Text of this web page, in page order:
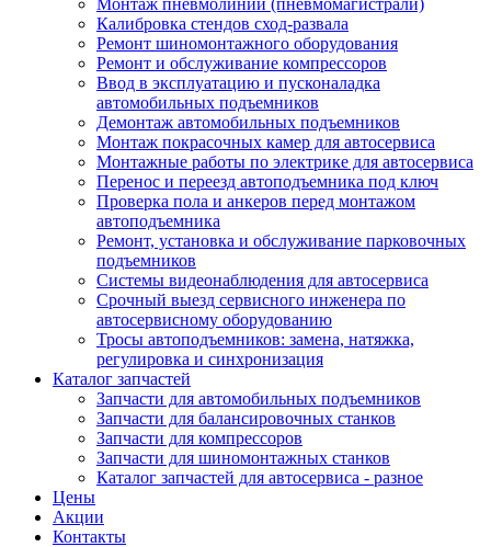
Монтаж пневмолинии (пневмомагистрали)
Калибровка стендов сход-развала
Ремонт шиномонтажного оборудования
Ремонт и обслуживание компрессоров
Ввод в эксплуатацию и пусконаладка
автомобильных подъемников
Демонтаж автомобильных подъемников
Монтаж покрасочных камер для автосервиса
Монтажные работы по электрике для автосервиса
Перенос и переезд автоподъемника под ключ
Проверка пола и анкеров перед монтажом
автоподъемника
Ремонт, установка и обслуживание парковочных
подъемников
Системы видеонаблюдения для автосервиса
Срочный выезд сервисного инженера по
автосервисному оборудованию
Тросы автоподъемников: замена, натяжка,
регулировка и синхронизация
Каталог запчастей
Запчасти для автомобильных подъемников
Запчасти для балансировочных станков
Запчасти для компрессоров
Запчасти для шиномонтажных станков
Каталог запчастей для автосервиса - разное
Цены
Акции
Контакты